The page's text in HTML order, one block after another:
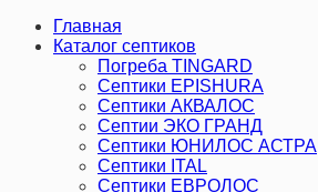
Главная
Каталог септиков
Погреба TINGARD
Септики EPISHURA
Септики АКВАЛОС
Септии ЭКО ГРАНД
Септики ЮНИЛОС АСТРА
Септики ITAL
Септики ЕВРОЛОС